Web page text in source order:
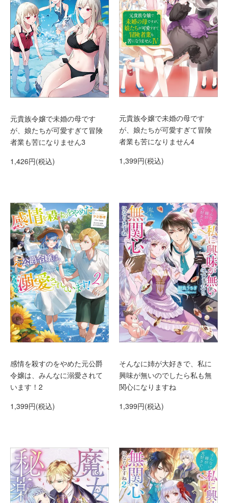
元貴族令嬢で未婚の母です
が、娘たちが可愛すぎて冒険
者業も苦になりません3
1,426円(税込)
元貴族令嬢で未婚の母です
が、娘たちが可愛すぎて冒険
者業も苦になりません4
1,399円(税込)
感情を殺すのをやめた元公爵
令嬢は、みんなに溺愛されて
います！2
1,399円(税込)
そんなに姉が大好きで、私に
興味が無いのでしたら私も無
関心になりますね
1,399円(税込)